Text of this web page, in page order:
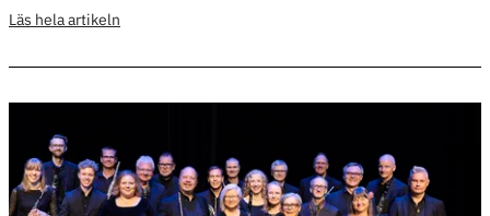
Läs hela artikeln